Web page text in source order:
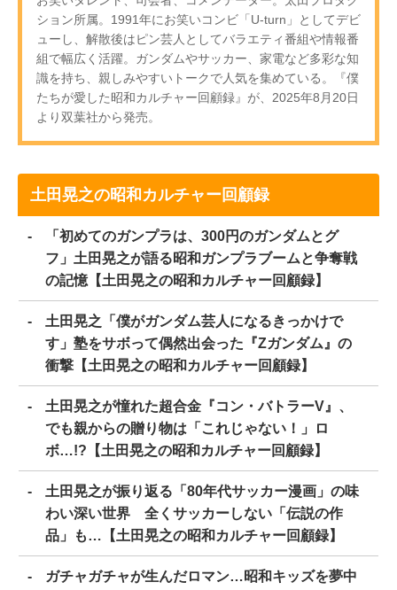
ション所属。1991年にお笑いコンビ「U-turn」としてデビ
ューし、解散後はピン芸人としてバラエティ番組や情報番
組で幅広く活躍。ガンダムやサッカー、家電など多彩な知
識を持ち、親しみやすいトークで人気を集めている。『僕
たちが愛した昭和カルチャー回顧録』が、2025年8月20日
より双葉社から発売。
土田晃之の昭和カルチャー回顧録
「初めてのガンプラは、300円のガンダムとグ
フ」土田晃之が語る昭和ガンプラブームと争奪戦
の記憶【土田晃之の昭和カルチャー回顧録】
土田晃之「僕がガンダム芸人になるきっかけで
す」塾をサボって偶然出会った『Zガンダム』の
衝撃【土田晃之の昭和カルチャー回顧録】
土田晃之が憧れた超合金『コン・バトラーV』、
でも親からの贈り物は「これじゃない！」ロ
ボ…!?【土田晃之の昭和カルチャー回顧録】
土田晃之が振り返る「80年代サッカー漫画」の味
わい深い世界 全くサッカーしない「伝説の作
品」も…【土田晃之の昭和カルチャー回顧録】
ガチャガチャが生んだロマン…昭和キッズを夢中